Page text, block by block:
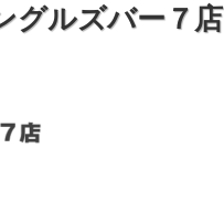
グルズバー７店